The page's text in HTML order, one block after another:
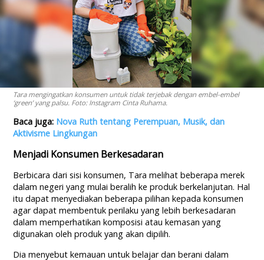
Tara mengingatkan konsumen untuk tidak terjebak dengan embel-embel
‘green’ yang palsu. Foto: Instagram Cinta Ruhama.
Baca juga: Nova Ruth tentang Perempuan, Musik, dan
Aktivisme Lingkungan
Menjadi Konsumen Berkesadaran
Berbicara dari sisi konsumen, Tara melihat beberapa merek
dalam negeri yang mulai beralih ke produk berkelanjutan. Hal
itu dapat menyediakan beberapa pilihan kepada konsumen
agar dapat membentuk perilaku yang lebih berkesadaran
dalam memperhatikan komposisi atau kemasan yang
digunakan oleh produk yang akan dipilih.
Dia menyebut kemauan untuk belajar dan berani dalam